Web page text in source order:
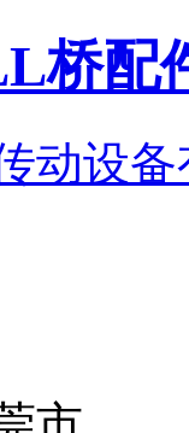
桥配
动设